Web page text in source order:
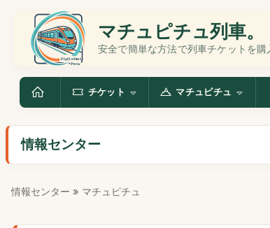
マチュピチュ列車。
安全で簡単な方法で列車チケットを購
チケット マチュピチュ
情報センター
情報センター » マチュピチュ